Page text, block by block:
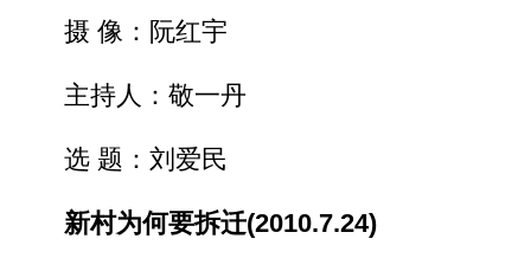
摄 像：阮红宇
主持人：敬一丹
选 题：刘爱民
新村为何要拆迁(2010.7.24)